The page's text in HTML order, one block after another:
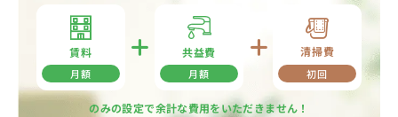
賃料
月額
共益費
月額
清掃費
初回
のみの設定で余計な費用をいただきません！